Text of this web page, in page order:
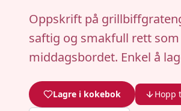
Oppskrift på
saftig og smakfull rett
middagsbordet. Enkel å
Lagre i kokebok Hopp